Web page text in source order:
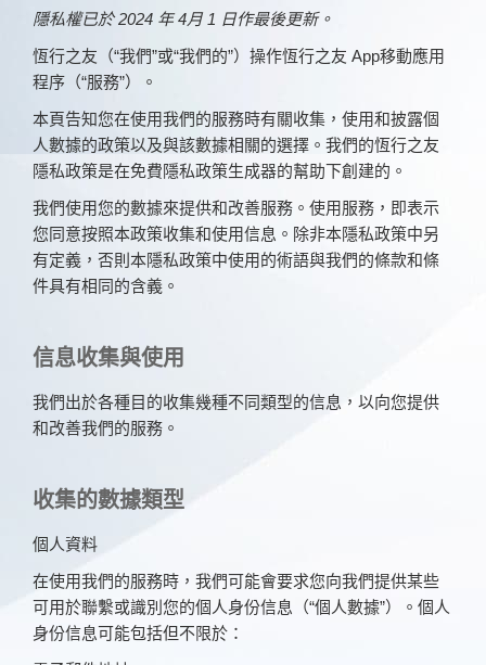
隱私權已於 2024 年 4月 1 日作最後更新。
恆行之友（“我們”或“我們的”）操作恆行之友 App移動應用
程序（“服務”）。
本頁告知您在使用我們的服務時有關收集，使用和披露個
人數據的政策以及與該數據相關的選擇。我們的恆行之友
隱私政策是在免費隱私政策生成器的幫助下創建的。
我們使用您的數據來提供和改善服務。使用服務，即表示
您同意按照本政策收集和使用信息。除非本隱私政策中另
有定義，否則本隱私政策中使用的術語與我們的條款和條
件具有相同的含義。
信息收集與使用
我們出於各種目的收集幾種不同類型的信息，以向您提供
和改善我們的服務。
收集的數據類型
個人資料
在使用我們的服務時，我們可能會要求您向我們提供某些
可用於聯繫或識別您的個人身份信息（“個人數據”）。個人
身份信息可能包括但不限於：